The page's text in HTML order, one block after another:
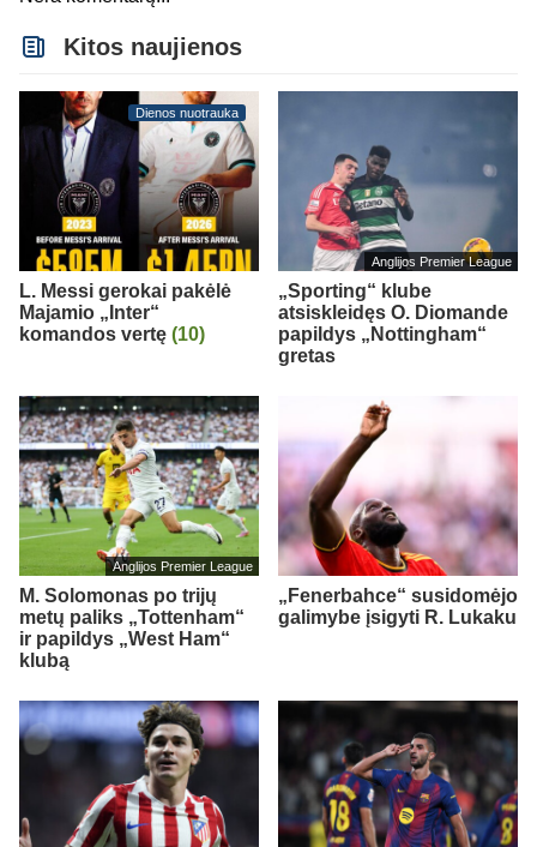
Kitos naujienos
Dienos nuotrauka
L. Messi gerokai pakėlė
Majamio „Inter“
komandos vertę (10)
Anglijos Premier League
„Sporting“ klube
atsiskleidęs O. Diomande
papildys „Nottingham“
gretas
Anglijos Premier League
M. Solomonas po trijų
metų paliks „Tottenham“
ir papildys „West Ham“
klubą
„Fenerbahce“ susidomėjo
galimybe įsigyti R. Lukaku